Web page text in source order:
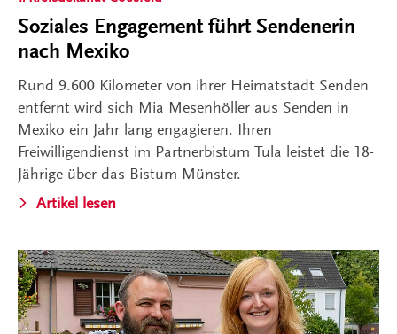
Soziales Engagement führt Sendenerin
nach Mexiko
Rund 9.600 Kilometer von ihrer Heimatstadt Senden
entfernt wird sich Mia Mesenhöller aus Senden in
Mexiko ein Jahr lang engagieren. Ihren
Freiwilligendienst im Partnerbistum Tula leistet die 18-
Jährige über das Bistum Münster.
Artikel lesen